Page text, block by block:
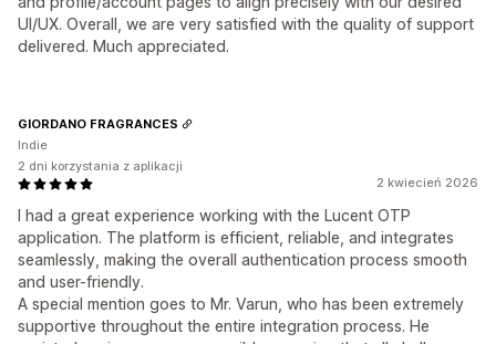
UI/UX. Overall, we are very satisfied with the quality of support
delivered. Much appreciated.
2 kwiecień 2026
I had a great experience working with the Lucent OTP
application. The platform is efficient, reliable, and integrates
seamlessly, making the overall authentication process smooth
and user-friendly.
A special mention goes to Mr. Varun, who has been extremely
supportive throughout the entire integration process. He
GIORDANO FRAGRANCES
Indie
2 dni korzystania z aplikacji